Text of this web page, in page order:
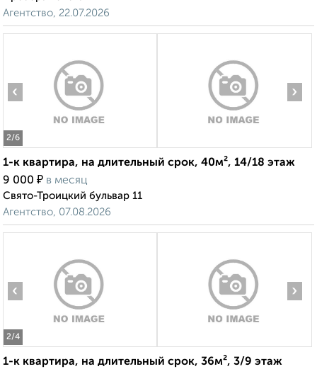
Агентство, 22.07.2026
2/6
‹ ›
1-к квартира, на длительный срок, 40м², 14/18 этаж
9 000 ₽ в месяц
Свято-Троицкий бульвар 11
Агентство, 07.08.2026
2/4
‹ ›
1-к квартира, на длительный срок, 36м², 3/9 этаж